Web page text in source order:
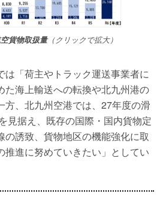
貨物取扱量（クリックで拡大）
は「荷主やトラック運送事業者に
た海上輸送への転換や北九州港の
方、北九州空港では、27年度の滑
見据え、既存の国際・国内貨物定
の誘致、貨物地区の機能強化に取
推進に努めていきたい」としてい